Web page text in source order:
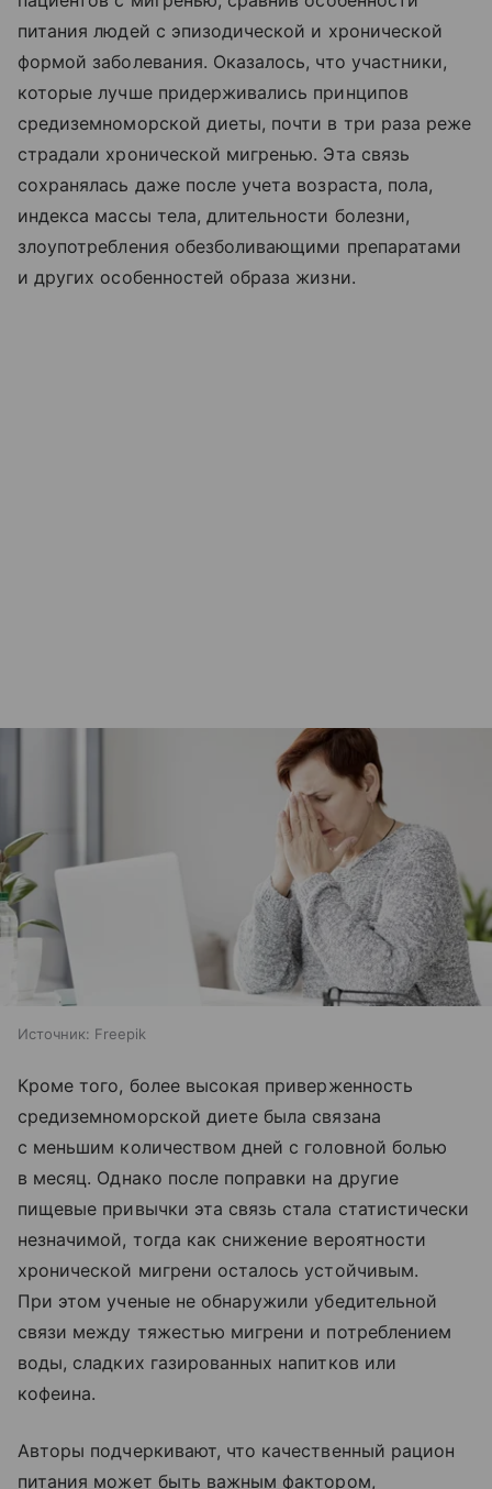
питания людей с эпизодической и хронической
формой заболевания. Оказалось, что участники,
которые лучше придерживались принципов
средиземноморской диеты, почти в три раза реже
страдали хронической мигренью. Эта связь
сохранялась даже после учета возраста, пола,
индекса массы тела, длительности болезни,
злоупотребления обезболивающими препаратами
и других особенностей образа жизни.
Источник: Freepik
Кроме того, более высокая приверженность
средиземноморской диете была связана
с меньшим количеством дней с головной болью
в месяц. Однако после поправки на другие
пищевые привычки эта связь стала статистически
незначимой, тогда как снижение вероятности
хронической мигрени осталось устойчивым.
При этом ученые не обнаружили убедительной
связи между тяжестью мигрени и потреблением
воды, сладких газированных напитков или
кофеина.
Авторы подчеркивают, что качественный рацион
питания может быть важным фактором,